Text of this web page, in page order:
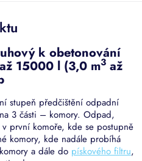
k obetonování
15000 l (3,0 m3 až
stupeň předčištění odpadní
3 části – komory. Odpad,
první komoře, kde se postupně
komory, kde nadále probíhá
a dále do pískového filtru,